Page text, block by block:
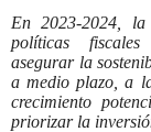
En 2023-2024,
políticas
asegurar la
a medio plazo, a
crecimiento
priorizar la